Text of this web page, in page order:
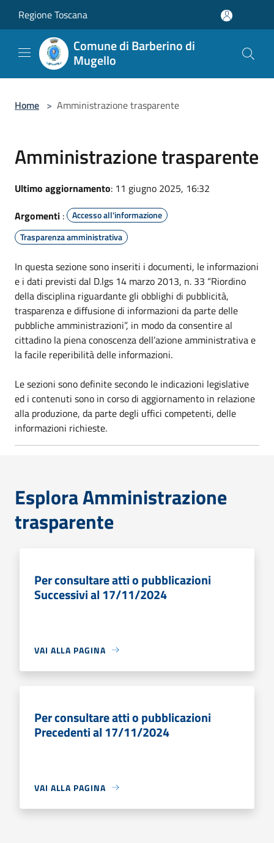
Regione Toscana
Comune di Barberino di
Mugello
Home > Amministrazione trasparente
Amministrazione trasparente
Ultimo aggiornamento: 11 giugno 2025, 16:32
Argomenti :
Accesso all'informazione
Trasparenza amministrativa
In questa sezione sono inseriti i documenti, le informazioni
e i dati previsti dal D.lgs 14 marzo 2013, n. 33 “Riordino
della disciplina riguardante gli obblighi di pubblicità,
trasparenza e diffusione di informazioni da parte delle
pubbliche amministrazioni”, in modo da consentire al
cittadino la piena conoscenza dell’azione amministrativa e
la facile reperibilità delle informazioni.
Le sezioni sono definite secondo le indicazioni legislative
ed i contenuti sono in corso di aggiornamento in relazione
alla produzione, da parte degli uffici competenti, delle
informazioni richieste.
Esplora Amministrazione
trasparente
Per consultare atti o pubblicazioni
Successivi al 17/11/2024
VAI ALLA PAGINA
Per consultare atti o pubblicazioni
Precedenti al 17/11/2024
VAI ALLA PAGINA